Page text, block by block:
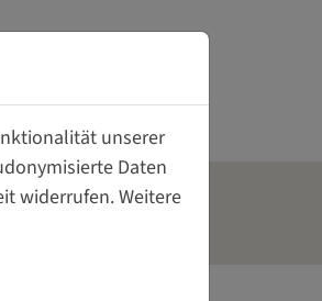
Weiberwirtschaft
Gründerinnen
unserer
Daten
widerrufen. Weitere